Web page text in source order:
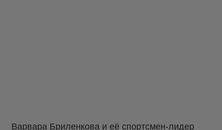
Варвара Бриленкова и её спортсмен-лидер